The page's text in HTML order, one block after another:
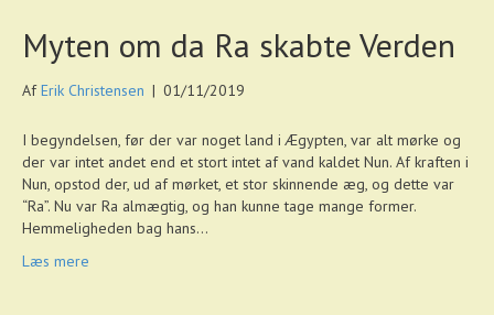
Myten om da Ra skabte Verden
AfErik Christensen | 01/11/2019
I begyndelsen, før der var noget land i Ægypten, var alt mørke og
der var intet andet end et stort intet af vand kaldet Nun. Af kraften i
Nun, opstod der, ud af mørket, et stor skinnende æg, og dette var
“Ra”. Nu var Ra almægtig, og han kunne tage mange former.
Hemmeligheden bag hans…
Læs mere